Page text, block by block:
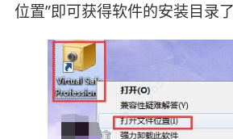
位置”即可获得软件的安装目录